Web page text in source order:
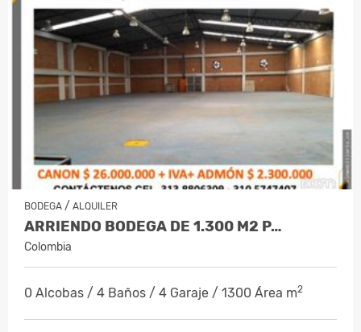
BODEGA / ALQUILER
ARRIENDO BODEGA DE 1.300 M2 P…
Colombia
0 Alcobas / 4 Baños / 4 Garaje / 1300 Área m2